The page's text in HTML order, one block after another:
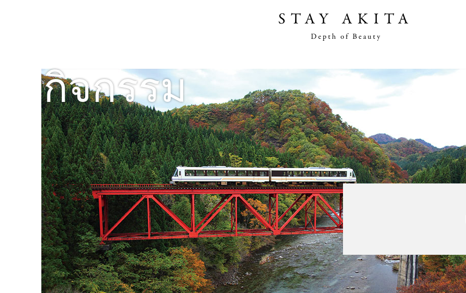
เรื่องราวของอากิตะ
วางแผนการท่องเที่ยว
สิ่งที่นักท่องเที่ยวทำได้
ค้นพบอากิตะ
กิจกรรม